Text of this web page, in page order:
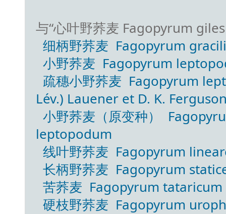
与“心叶野荞麦 Fagopyrum
细柄野荞麦 Fagopyrum
小野荞麦 Fagopyrum
疏穗小野荞麦 Fagopyrum
Lév.) Lauener et D. K.
小野荞麦（原变种）
leptopodum
线叶野荞麦 Fagopyrum
长柄野荞麦 Fagopyrum
苦荞麦 Fagopyrum tataricum
硬枝野荞麦 Fagopyrum